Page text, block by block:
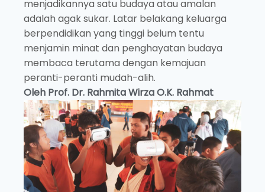
menjadikannya satu budaya atau amalan
adalah agak sukar. Latar belakang keluarga
berpendidikan yang tinggi belum tentu
menjamin minat dan penghayatan budaya
membaca terutama dengan kemajuan
peranti-peranti mudah-alih.
Oleh Prof. Dr. Rahmita Wirza O.K. Rahmat